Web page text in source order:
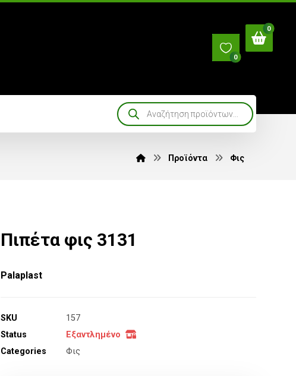
Προϊόντα Φις
Πιπέτα φις 3131
Palaplast
SKU
157
Status
Εξαντλημένο
Categories
Φις